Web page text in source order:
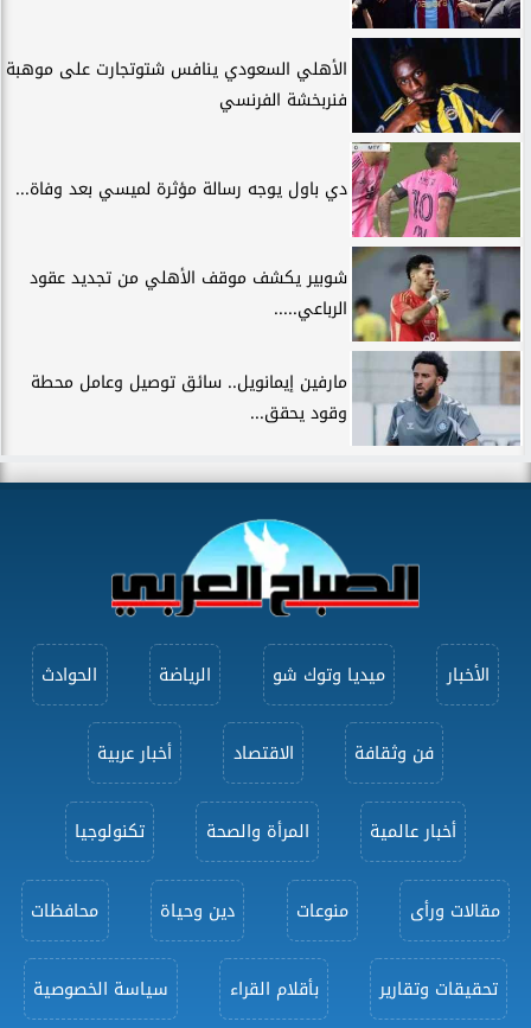
الأهلي السعودي ينافس شتوتجارت على موهبة
فنربخشة الفرنسي
دي باول يوجه رسالة مؤثرة لميسي بعد وفاة...
شوبير يكشف موقف الأهلي من تجديد عقود
الرباعي.....
مارفين إيمانويل.. سائق توصيل وعامل محطة
وقود يحقق...
الأخبار ميديا وتوك شو الرياضة الحوادث
فن وثقافة الاقتصاد أخبار عربية
أخبار عالمية المرأة والصحة تكنولوجيا
مقالات ورأى منوعات دين وحياة محافظات
تحقيقات وتقارير بأقلام القراء سياسة الخصوصية